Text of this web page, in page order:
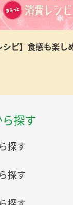
シピ】食感も楽
探す
探す
探す